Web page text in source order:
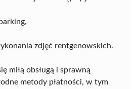
zdjęć rentgenowskich.
miłą obsługą i sprawną
metody płatności, w tym